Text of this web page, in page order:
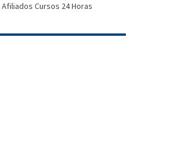
Cursos 24 Horas